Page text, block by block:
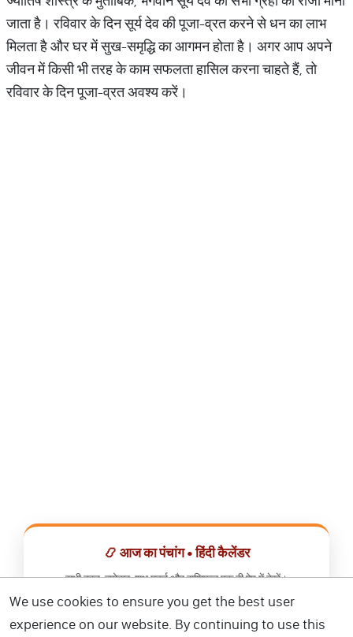
जाता है। रविवार के दिन सूर्य देव की पूजा-व्रत करने से धन का लाभ
मिलता है और घर में सुख-समृद्धि का आगमन होता है। अगर आप अपने
जीवन में किसी भी तरह के काम सफलता हासिल करना चाहते हैं, तो
रविवार के दिन पूजा-व्रत अवश्य करें।
📿 आज का पंचांग • हिंदी कैलेंडर
सभी व्रत, त्योहार, शुभ मुहूर्त और राशिफल एक ही ऐप में देखें।
📅 हिंदी कैलेंडर ऐप डाउनलोड करें
We use cookies to ensure you get the best user
experience on our website. By continuing to use this